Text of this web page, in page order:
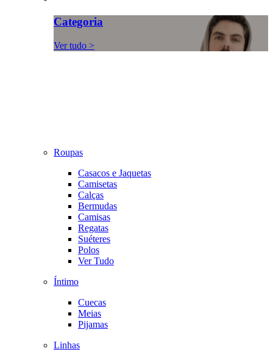
Categoria
Ver tudo >
Roupas
Casacos e Jaquetas
Camisetas
Calças
Bermudas
Camisas
Regatas
Suéteres
Polos
Ver Tudo
Íntimo
Cuecas
Meias
Pijamas
Linhas